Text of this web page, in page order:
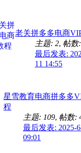
老关拼多多电商
主题: 2, 帖数
最后发表:
11 14:55
星雪教育电商拼多多
程
主题: 109, 帖数:
最后发表: 2025-
09:01